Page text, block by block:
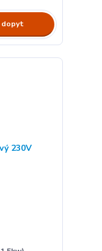
dopyt